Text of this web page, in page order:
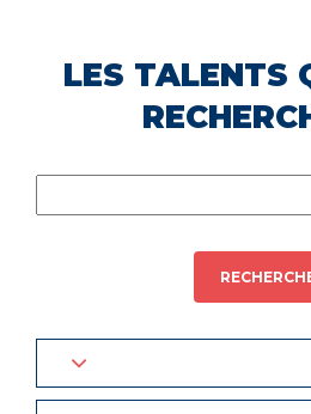
LES TALENTS